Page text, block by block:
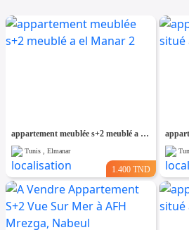
appartement meublée s+2 meublé a el Manar 2
Tunis , Elmanar
1.400 TND